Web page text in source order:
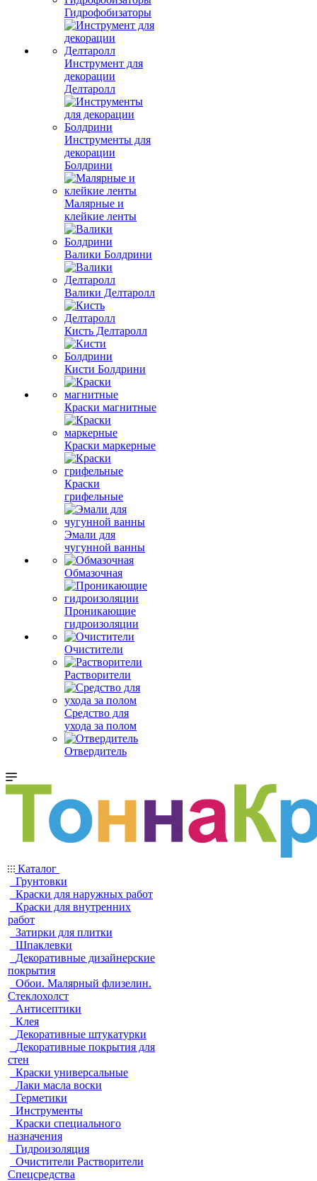
Гидрофобизаторы
Инструмент для
декорации
Делтаролл
Инструменты для
декорации
Болдрини
Малярные и
клейкие ленты
Валики Болдрини
Валики Делтаролл
Кисть Делтаролл
Кисти Болдрини
Краски магнитные
Краски маркерные
Краски
грифельные
Эмали для
чугунной ванны
Обмазочная
Проникающие
гидроизоляции
Очистители
Растворители
Средство для
ухода за полом
Отвердитель
Каталог
Грунтовки
Краски для наружных работ
Краски для внутренних
работ
Затирки для плитки
Шпаклевки
Декоративные дизайнерские
покрытия
Обои. Малярный флизелин.
Стеклохолст
Антисептики
Клея
Декоративные штукатурки
Декоративные покрытия для
стен
Краски универсальные
Лаки масла воски
Герметики
Инструменты
Краски специального
назначения
Гидроизоляция
Очистители Растворители
Спецсредства